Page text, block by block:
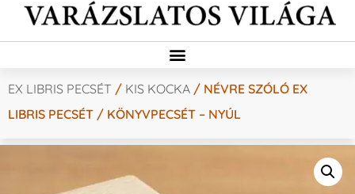
EX LIBRIS PECSÉT / KIS KOCKA / NÉVRE SZÓLÓ EX
LIBRIS PECSÉT / KÖNYVPECSÉT – NYÚL